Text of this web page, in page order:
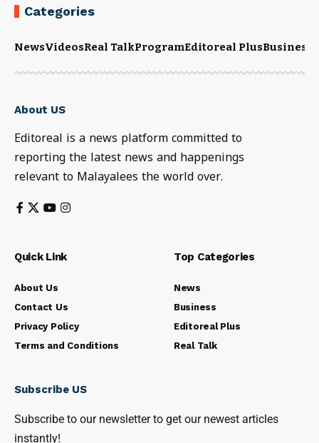
Categories
NewsVideosReal TalkProgramEditoreal PlusBusiness
About US
Editoreal is a news platform committed to
reporting the latest news and happenings
relevant to Malayalees the world over.
Quick Link
About Us
Contact Us
Privacy Policy
Terms and Conditions
Top Categories
News
Business
Editoreal Plus
Real Talk
Subscribe US
Subscribe to our newsletter to get our newest articles
instantly!